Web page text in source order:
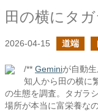
2026-04-15 道端
/** Geminiが自動
知人から田の横に
の生態を調査。タガラ
場所が本当に富栄養な